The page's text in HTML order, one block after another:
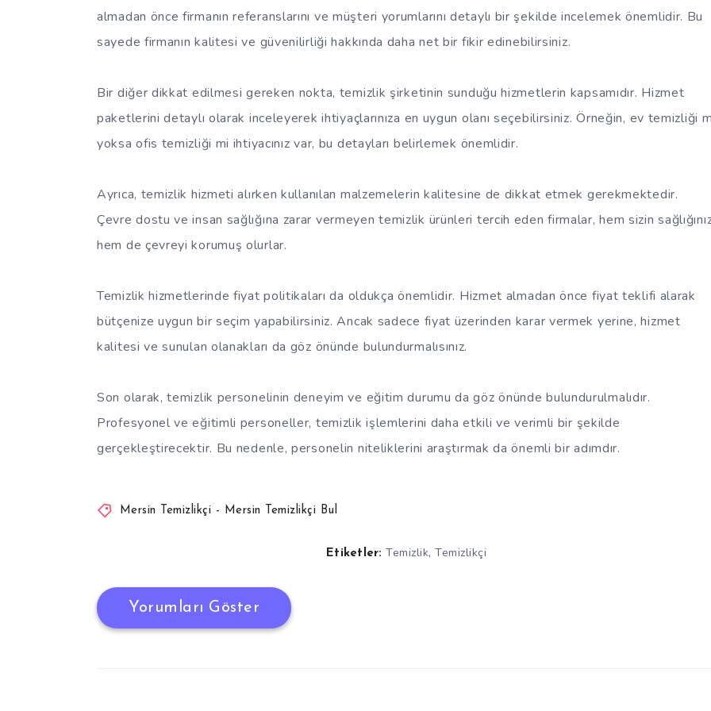
almadan önce firmanın referanslarını ve müşteri yorumlarını detaylı bir şekilde incelemek önemlidir. Bu
sayede firmanın kalitesi ve güvenilirliği hakkında daha net bir fikir edinebilirsiniz.
Bir diğer dikkat edilmesi gereken nokta, temizlik şirketinin sunduğu hizmetlerin kapsamıdır. Hizmet
paketlerini detaylı olarak inceleyerek ihtiyaçlarınıza en uygun olanı seçebilirsiniz. Örneğin, ev temizliği
yoksa ofis temizliği mi ihtiyacınız var, bu detayları belirlemek önemlidir.
Ayrıca, temizlik hizmeti alırken kullanılan malzemelerin kalitesine de dikkat etmek gerekmektedir.
Çevre dostu ve insan sağlığına zarar vermeyen temizlik ürünleri tercih eden firmalar, hem sizin
hem de çevreyi korumuş olurlar.
Temizlik hizmetlerinde fiyat politikaları da oldukça önemlidir. Hizmet almadan önce fiyat teklifi alarak
bütçenize uygun bir seçim yapabilirsiniz. Ancak sadece fiyat üzerinden karar vermek yerine, hizmet
kalitesi ve sunulan olanakları da göz önünde bulundurmalısınız.
Son olarak, temizlik personelinin deneyim ve eğitim durumu da göz önünde bulundurulmalıdır.
Profesyonel ve eğitimli personeller, temizlik işlemlerini daha etkili ve verimli bir şekilde
gerçekleştirecektir. Bu nedenle, personelin niteliklerini araştırmak da önemli bir adımdır.
Mersin Temizlikçi - Mersin Temizlikçi Bul
Etiketler: Temizlik, Temizlikçi
Yorumları Göster